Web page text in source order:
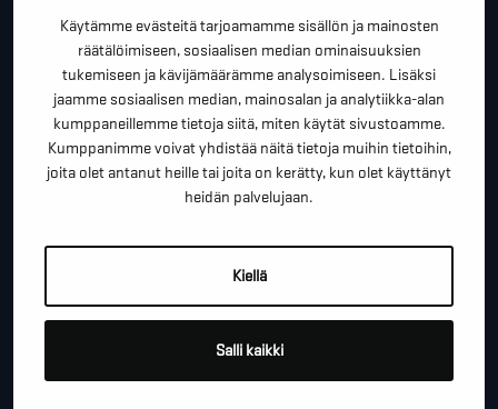
Käytämme evästeitä tarjoamamme sisällön ja mainosten
räätälöimiseen, sosiaalisen median ominaisuuksien
tukemiseen ja kävijämäärämme analysoimiseen. Lisäksi
jaamme sosiaalisen median, mainosalan ja analytiikka-alan
kumppaneillemme tietoja siitä, miten käytät sivustoamme.
Kumppanimme voivat yhdistää näitä tietoja muihin tietoihin,
joita olet antanut heille tai joita on kerätty, kun olet käyttänyt
heidän palvelujaan.
Kiellä
Salli kaikki
terveisiä!
" näyttää pakolliset kentät
ETUNIMI SUKUNIMI *